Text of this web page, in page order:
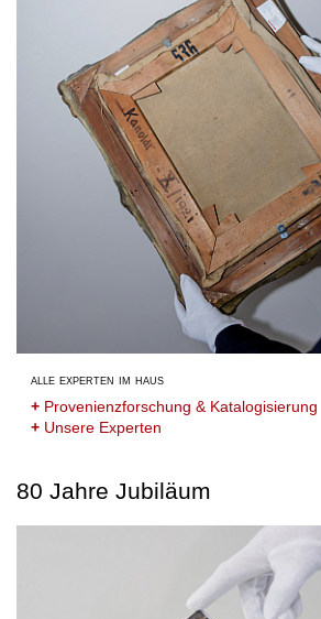
alle experten im haus
+Provenienzforschung & Katalogisierung
+Unsere Experten
80 Jahre Jubiläum